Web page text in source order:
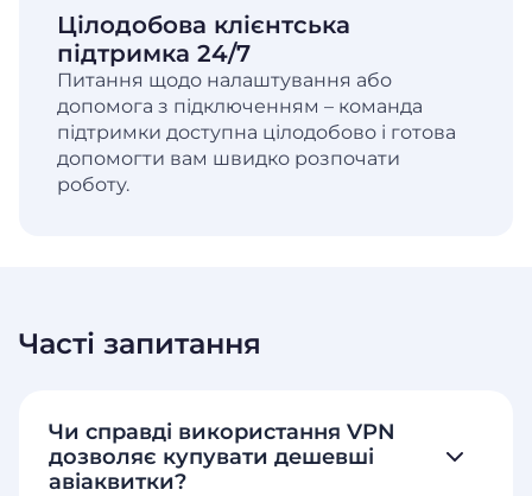
Цілодобова клієнтська
підтримка 24/7
Питання щодо налаштування або
допомога з підключенням – команда
підтримки доступна цілодобово і готова
допомогти вам швидко розпочати
роботу.
Часті запитання
Чи справді використання VPN
дозволяє купувати дешевші
авіаквитки?